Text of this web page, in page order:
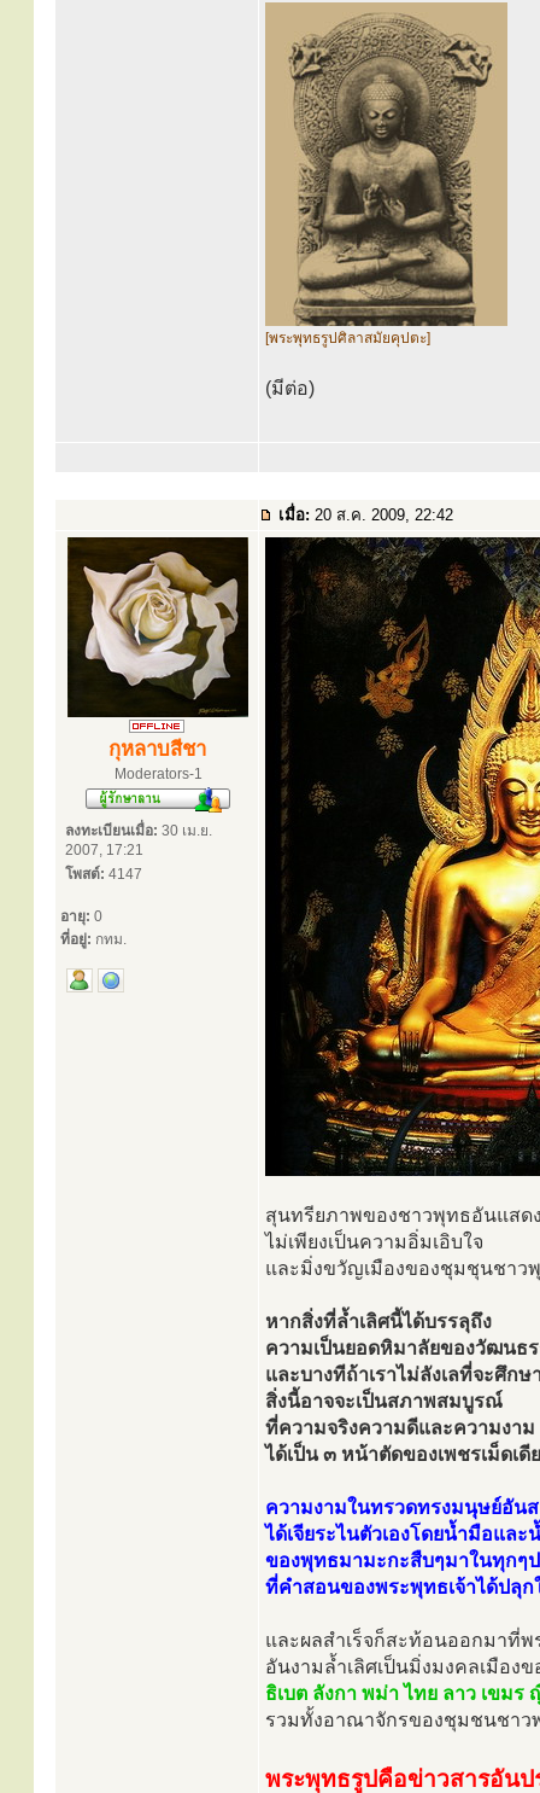
[พระพุทธรูปศิลาสมัยคุปตะ]
(มีต่อ)
เมื่อ: 20 ส.ค. 2009, 22:42
กุหลาบสีชา
Moderators-1
ลงทะเบียนเมื่อ: 30 เม.ย.
2007, 17:21
โพสต์: 4147
อายุ: 0
ที่อยู่: กทม.
สุนทรียภาพของชาวพุทธอันแสด
ไม่เพียงเป็นความอิ่มเอิบใจ
และมิ่งขวัญเมืองของชุมชุนชาว
หากสิ่งที่ล้ำเลิศนี้ได้บรรลุถึง
ความเป็นยอดหิมาลัยของวัฒนธ
และบางทีถ้าเราไม่ลังเลที่จะศึก
สิ่งนี้อาจจะเป็นสภาพสมบูรณ์
ที่ความจริงความดีและความงาม
ได้เป็น ๓ หน้าตัดของเพชรเม็ดเ
ความงามในทรวดทรงมนุษย์อั
ได้เจียระไนตัวเองโดยน้ำมือและ
ของพุทธมามะกะสืบๆมาในทุกๆป
ที่คำสอนของพระพุทธเจ้าได้ปลุ
และผลสำเร็จก็สะท้อนออกมาที่
อันงามล้ำเลิศเป็นมิ่งมงคลเมืองข
ธิเบต ลังกา พม่า ไทย ลาว เขมร
รวมทั้งอาณาจักรของชุมชนชา
พระพุทธรูปคือข่าวสารอันป